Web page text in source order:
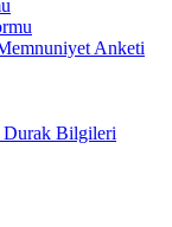
Anketi
Durak Bilgileri